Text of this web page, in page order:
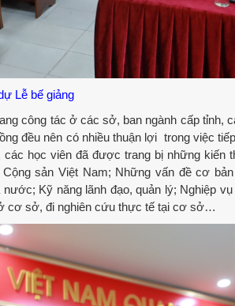
Lễ bế giảng
công tác ở các sở, ban ngành cấp tỉnh,
đều nên có nhiều thuận lợi trong việc
học viên đã được trang bị những kiến
sản Việt Nam; Những vấn đề cơ
Kỹ năng lãnh đạo, quản lý; Nghiệp
cơ sở, đi nghiên cứu thực tế tại cơ sở…